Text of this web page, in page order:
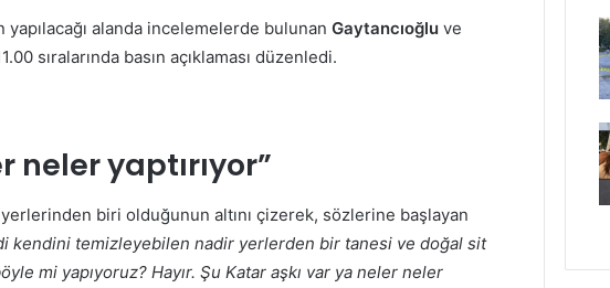
alanda incelemelerde bulunan Gaytancıoğlu ve
sıralarında basın açıklaması düzenledi.
neler yaptırıyor”
biri olduğunun altını çizerek, sözlerine başlayan
kendini temizleyebilen nadir yerlerden bir tanesi ve doğal sit
mi yapıyoruz? Hayır. Şu Katar aşkı var ya neler neler